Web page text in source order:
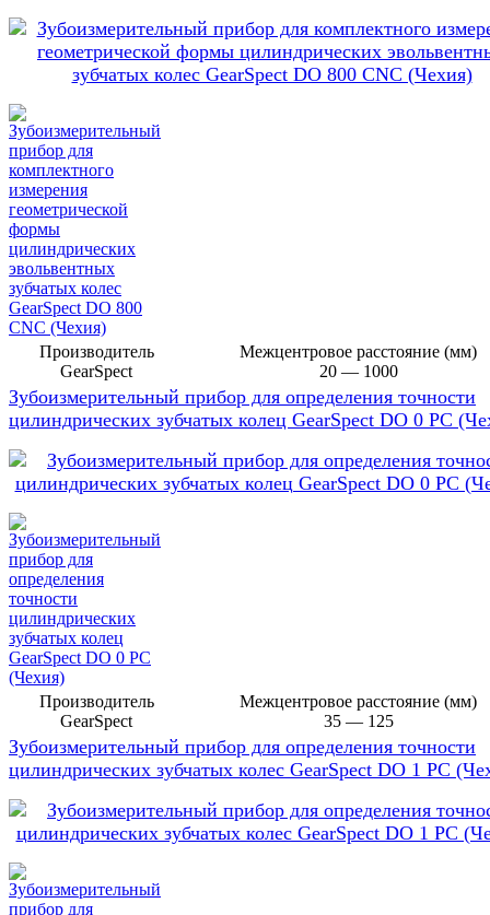
Производитель
GearSpect
Межцентровое расстояние (мм)
20 — 1000
Зубоизмерительный прибор для определения точности
цилиндрических зубчатых колец GearSpect DO 0 PC
Производитель
GearSpect
Межцентровое расстояние (мм)
35 — 125
Зубоизмерительный прибор для определения точности
цилиндрических зубчатых колес GearSpect DO 1 PC